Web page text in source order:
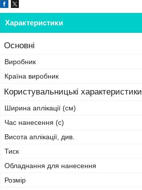
Характеристики
Основні
Виробник
Країна виробник
Користувальницькі характеристики
Ширина аплікації (см)
Час нанесення (с)
Висота аплікації, див.
Тиск
Обладнання для нанесення
Розмір